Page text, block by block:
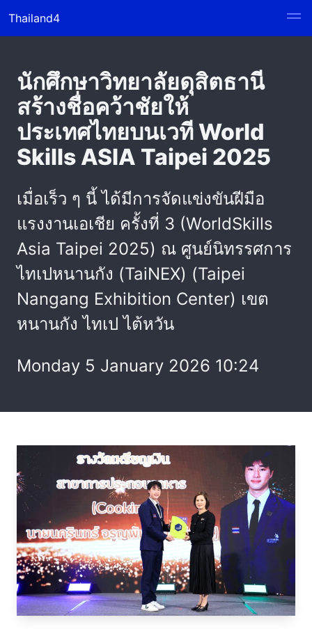
Thailand4
นักศึกษาวิทยาลัยดุสิตธานี
สร้างชื่อคว้าชัยให้
ประเทศไทยบนเวที World
Skills ASIA Taipei 2025
เมื่อเร็ว ๆ นี้ ได้มีการจัดแข่งขันฝีมือ
แรงงานเอเชีย ครั้งที่ 3 (WorldSkills
Asia Taipei 2025) ณ ศูนย์นิทรรศการ
ไทเปหนานกัง (TaiNEX) (Taipei
Nangang Exhibition Center) เขต
หนานกัง ไทเป ไต้หวัน
Monday 5 January 2026 10:24